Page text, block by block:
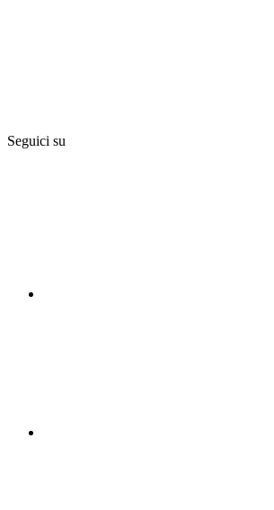
Seguici su